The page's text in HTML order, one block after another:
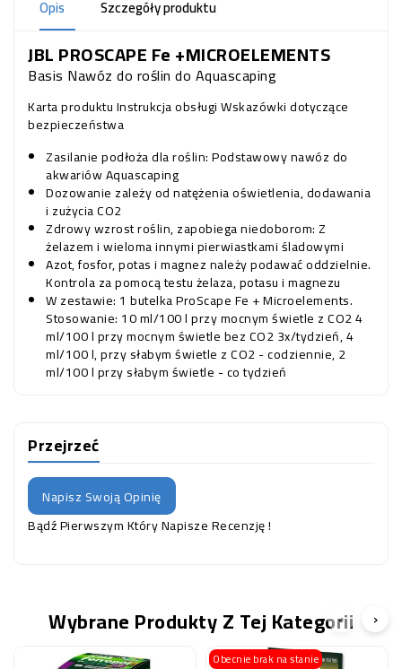
Opis Szczegóły produktu
JBL PROSCAPE Fe +MICROELEMENTS
Basis Nawóz do roślin do Aquascaping
Karta produktuInstrukcja obsługiWskazówki dotyczące
bezpieczeństwa
Zasilanie podłoża dla roślin: Podstawowy nawóz do
akwariów Aquascaping
Dozowanie zależy od natężenia oświetlenia, dodawania
i zużycia CO2
Zdrowy wzrost roślin, zapobiega niedoborom: Z
żelazem i wieloma innymi pierwiastkami śladowymi
Azot, fosfor, potas i magnez należy podawać oddzielnie.
Kontrola za pomocą testu żelaza, potasu i magnezu
W zestawie: 1 butelka ProScape Fe + Microelements.
Stosowanie: 10 ml/100 l przy mocnym świetle z CO2 4
ml/100 l przy mocnym świetle bez CO2 3x/tydzień, 4
ml/100 l, przy słabym świetle z CO2 - codziennie, 2
ml/100 l przy słabym świetle - co tydzień
Przejrzeć
Napisz Swoją Opinię
Bądź Pierwszym Który Napisze Recenzję !
Wybrane Produkty Z Tej Kategorii
Obecnie brak na stanie
‹ ›